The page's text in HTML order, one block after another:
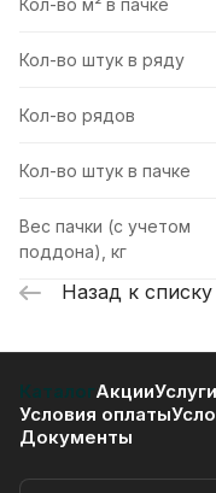
Кол-во м² в пачке
Кол-во штук в ряду
Кол-во рядов
Кол-во штук в пачке
Вес пачки (с учетом
поддона), кг
Назад к списку
КаталогАкцииУслуги
Условия оплаты
Документы